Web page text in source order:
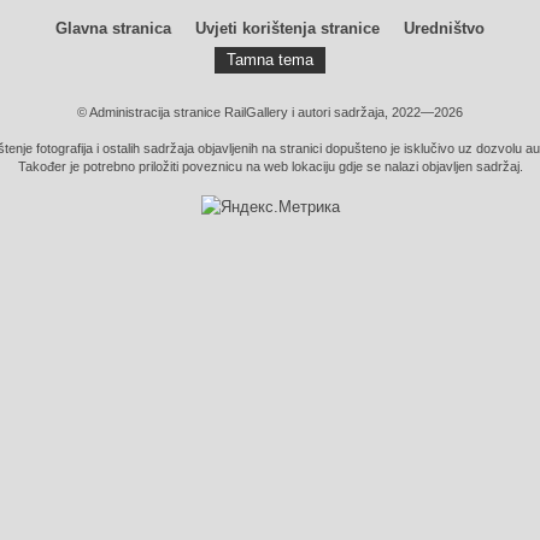
Glavna stranica Uvjeti korištenja stranice
Uredništvo
Tamna tema
© Administracija stranice RailGallery i autori sadržaja, 2022—2026
fotografija i ostalih sadržaja objavljenih na stranici dopušteno je isklučivo uz dozvolu
Također je potrebno priložiti poveznicu na web lokaciju gdje se nalazi objavljen sadržaj.